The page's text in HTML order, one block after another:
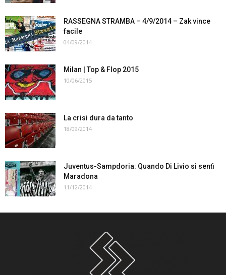
RASSEGNA STRAMBA – 4/9/2014 – Zak vince
facile
04/09/2014
Milan | Top & Flop 2015
10/06/2015
La crisi dura da tanto
18/09/2014
Juventus-Sampdoria: Quando Di Livio si sentì
Maradona
11/12/2014